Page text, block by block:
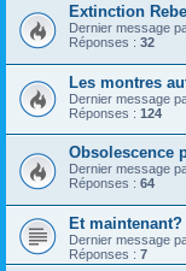
Extinction
Dernier message
Réponses : 32
Les montres
Dernier message
Réponses : 124
Obsolescence
Dernier message
Réponses : 64
Et maintenant?
Dernier message
Réponses : 7